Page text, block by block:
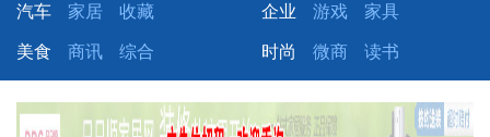
汽车 家居 收藏 企业 游戏 家具
美食 商讯 综合 时尚 微商 读书